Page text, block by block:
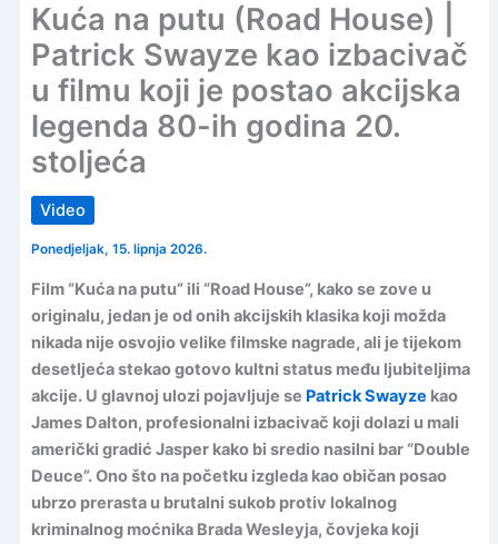
Kuća na putu (Road House) |
Patrick Swayze kao izbacivač
u filmu koji je postao akcijska
legenda 80-ih godina 20.
stoljeća
Video
Ponedjeljak, 15. lipnja 2026.
Film “Kuća na putu” ili “Road House”, kako se zove u
originalu, jedan je od onih akcijskih klasika koji možda
nikada nije osvojio velike filmske nagrade, ali je tijekom
desetljeća stekao gotovo kultni status među ljubiteljima
akcije. U glavnoj ulozi pojavljuje se Patrick Swayze kao
James Dalton, profesionalni izbacivač koji dolazi u mali
američki gradić Jasper kako bi sredio nasilni bar “Double
Deuce”. Ono što na početku izgleda kao običan posao
ubrzo prerasta u brutalni sukob protiv lokalnog
kriminalnog moćnika Brada Wesleyja, čovjeka koji